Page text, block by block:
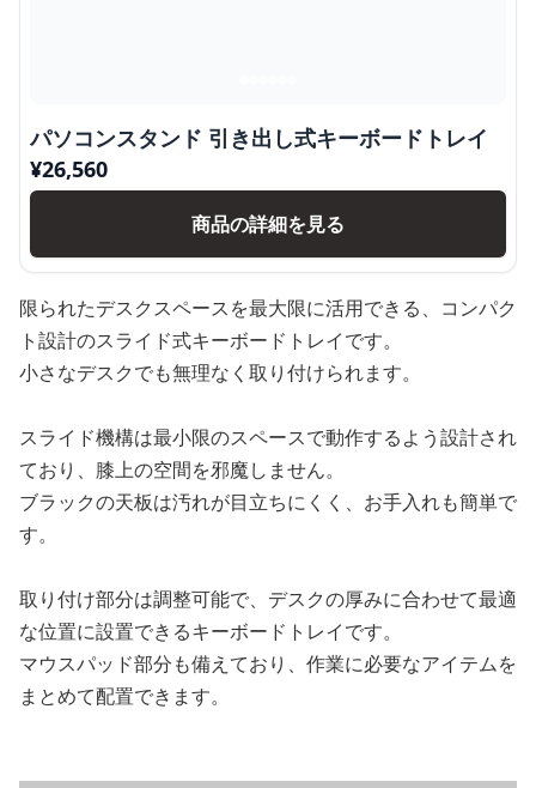
パソコンスタンド 引き出し式キーボードトレイ
¥26,560
商品の詳細を見る
限られたデスクスペースを最大限に活用できる、コンパク
ト設計のスライド式キーボードトレイです。
小さなデスクでも無理なく取り付けられます。
スライド機構は最小限のスペースで動作するよう設計され
ており、膝上の空間を邪魔しません。
ブラックの天板は汚れが目立ちにくく、お手入れも簡単で
す。
取り付け部分は調整可能で、デスクの厚みに合わせて最適
な位置に設置できるキーボードトレイです。
マウスパッド部分も備えており、作業に必要なアイテムを
まとめて配置できます。